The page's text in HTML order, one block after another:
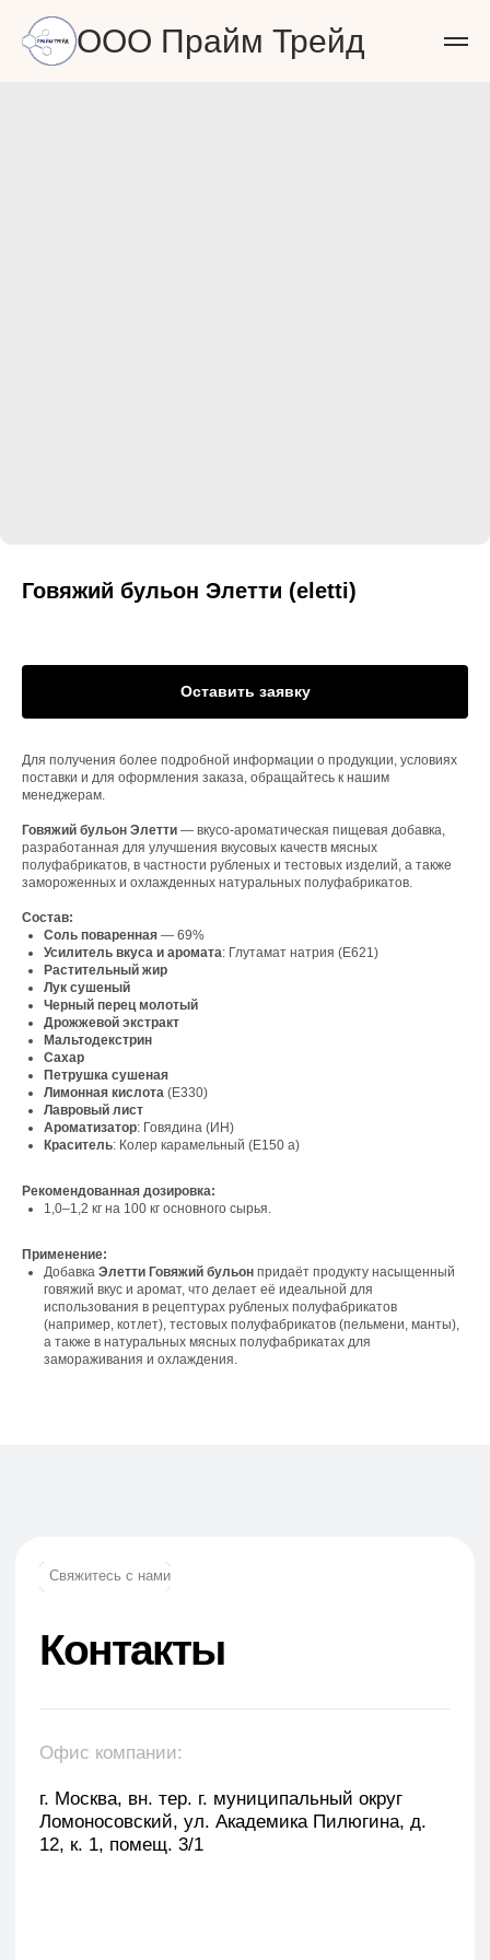
ООО Прайм Трейд
Говяжий бульон Элетти (eletti)
Оставить заявку
Для получения более подробной информации о продукции, условиях
поставки и для оформления заказа, обращайтесь к нашим
менеджерам.
Говяжий бульон Элетти — вкусо-ароматическая пищевая добавка,
разработанная для улучшения вкусовых качеств мясных
полуфабрикатов, в частности рубленых и тестовых изделий, а также
замороженных и охлажденных натуральных полуфабрикатов.
Состав:
Соль поваренная — 69%
Усилитель вкуса и аромата: Глутамат натрия (Е621)
Растительный жир
Лук сушеный
Черный перец молотый
Дрожжевой экстракт
Мальтодекстрин
Сахар
Петрушка сушеная
Лимонная кислота (Е330)
Лавровый лист
Ароматизатор: Говядина (ИН)
Краситель: Колер карамельный (Е150 а)
Рекомендованная дозировка:
1,0–1,2 кг на 100 кг основного сырья.
Применение:
Добавка Элетти Говяжий бульон придаёт продукту насыщенный
говяжий вкус и аромат, что делает её идеальной для
использования в рецептурах рубленых полуфабрикатов
(например, котлет), тестовых полуфабрикатов (пельмени, манты),
а также в натуральных мясных полуфабрикатах для
замораживания и охлаждения.
Свяжитесь с нами
Контакты
г. Москва, вн. тер. г. муниципальный округ
Ломоносовский, ул. Академика Пилюгина, д.
12, к. 1, помещ. 3/1
Офис компании: